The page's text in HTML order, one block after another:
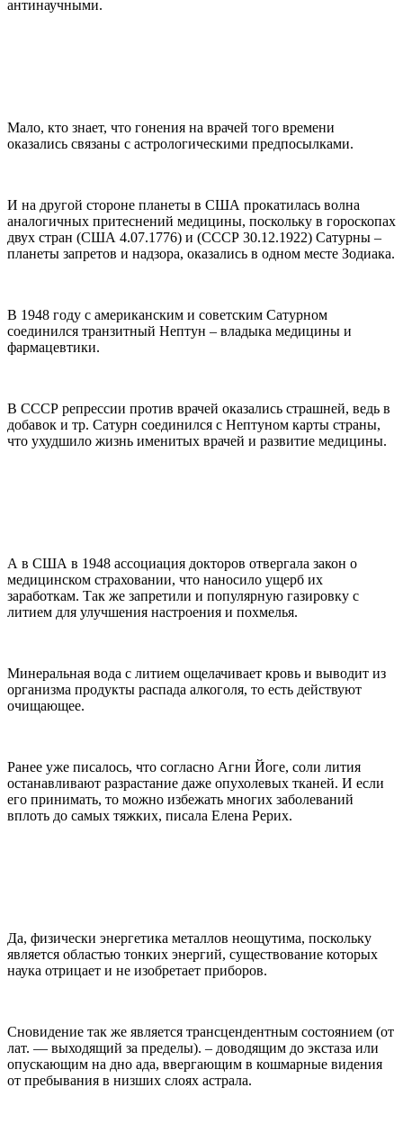
антинаучными.
Мало, кто знает, что гонения на врачей того времени
оказались связаны с астрологическими предпосылками.
И на другой стороне планеты в США прокатилась волна
аналогичных притеснений медицины, поскольку в гороскопах
двух стран (США 4.07.1776) и (СССР 30.12.1922) Сатурны –
планеты запретов и надзора, оказались в одном месте Зодиака.
В 1948 году с американским и советским Сатурном
соединился транзитный Нептун – владыка медицины и
фармацевтики.
В СССР репрессии против врачей оказались страшней, ведь в
добавок и тр. Сатурн соединился с Нептуном карты страны,
что ухудшило жизнь именитых врачей и развитие медицины.
А в США в 1948 ассоциация докторов отвергала закон о
медицинском страховании, что наносило ущерб их
заработкам. Так же запретили и популярную газировку с
литием для улучшения настроения и похмелья.
Минеральная вода с литием ощелачивает кровь и выводит из
организма продукты распада алкоголя, то есть действуют
очищающее.
Ранее уже писалось, что согласно Агни Йоге, соли лития
останавливают разрастание даже опухолевых тканей. И если
его принимать, то можно избежать многих заболеваний
вплоть до самых тяжких, писала Елена Рерих.
Да, физически энергетика металлов неощутима, поскольку
является областью тонких энергий, существование которых
наука отрицает и не изобретает приборов.
Сновидение так же является трансцендентным состоянием (от
лат. — выходящий за пределы). – доводящим до экстаза или
опускающим на дно ада, ввергающим в кошмарные видения
от пребывания в низших слоях астрала.